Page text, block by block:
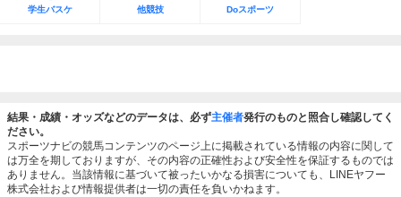
学生バスケ 他競技 Doスポーツ
結果・成績・オッズなどのデータは、必ず主催者発行のものと照合し確認してく
ださい。
スポーツナビの競馬コンテンツのページ上に掲載されている情報の内容に関して
は万全を期しておりますが、その内容の正確性および安全性を保証するものでは
ありません。当該情報に基づいて被ったいかなる損害についても、LINEヤフー
株式会社および情報提供者は一切の責任を負いかねます。